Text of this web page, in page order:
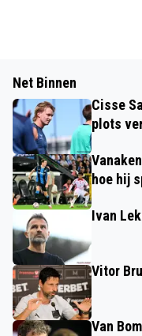
Net Binnen
Cisse
plots
hoe hij
Ivan
Vitor
Van